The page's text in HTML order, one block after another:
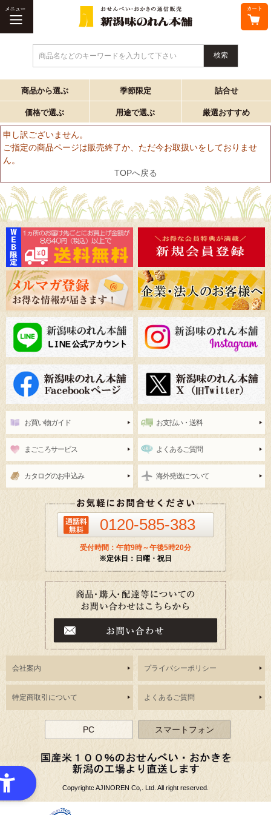
商品名などのキーワードを入力して下さい
商品から選ぶ 季節限定 詰合せ
価格で選ぶ 用途で選ぶ 厳選おすすめ
申し訳ございません。
ご指定の商品ページは販売終了か、ただ今お取扱いをしておりませ
ん。
TOPへ戻る
お買い物ガイド お支払い・送料
まごころサービス よくあるご質問
カタログのお申込み 海外発送について
0120-585-383
受付時間：午前9時～午後5時20分
※定休日：日曜・祝日
会社案内 プライバシーポリシー
特定商取引について よくあるご質問
PC スマートフォン
Copyrightc AJINOREN Co,. Ltd. All right reserved.